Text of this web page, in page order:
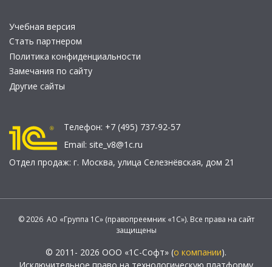
Учебная версия
Стать партнером
Политика конфиденциальности
Замечания по сайту
Другие сайты
Телефон: +7 (495) 737-92-57
Email: site_v8@1c.ru
Отдел продаж: г. Москва, улица Селезнёвская, дом 21
© 2026 АО «Группа 1С» (правопреемник «1С»). Все права на сайт
защищены
© 2011- 2026 ООО «1С-Софт» (о компании).